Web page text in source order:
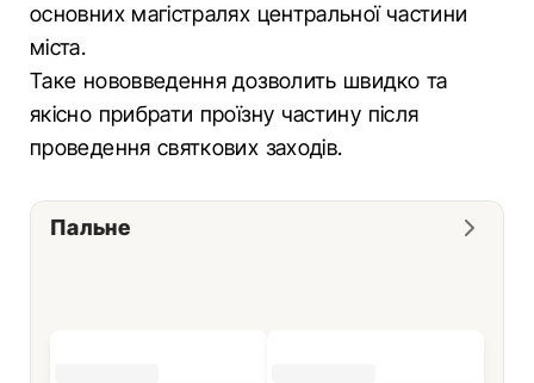
основних магістралях центральної частини
міста.
Таке нововведення дозволить швидко та
якісно прибрати проїзну частину після
проведення святкових заходів.
Пальне